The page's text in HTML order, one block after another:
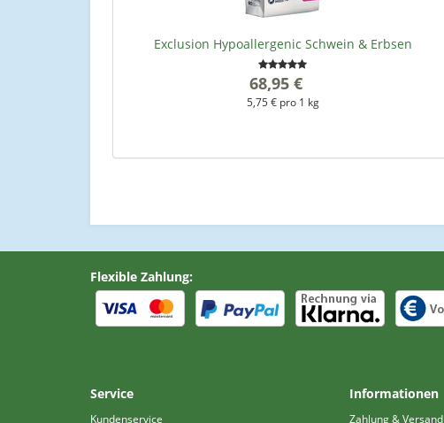
Exclusion Hypoallergenic Schwein & Erbsen
68,95 €
5,75 € pro 1 kg
Flexible Zahlung:
Service
Kundenservice
Informationen
Zahlung & Versand